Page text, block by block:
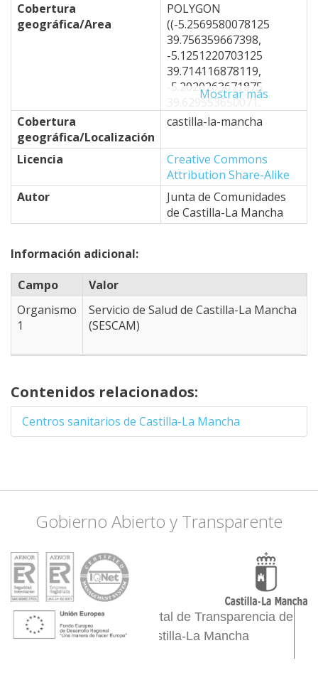
Cobertura
geográfica/Area
POLYGON
((-5.2569580078125
39.756359667398,
-5.1251220703125
39.714116878119,
-5.2020263671875
39.629553650071,
-4.8724365234375
-4.6746826171875
39.50251479253,
-4.7076416015625
39.264753301887,
-4.6966552734375
39.196672742478,
-4.8834228515625
-4.9493408203125
38.365951588109,
38.409008607981,
-3.3013916015625
38.503643790906,
-2.9058837890625
-2.6092529296875
-2.4444580078125
-2.4444580078125
38.253883412596,
-2.5433349609375
38.124358901402,
-2.4005126953125
38.063835334643,
Mostrar más
Cobertura
geográfica/Localización
castilla-la-mancha
Licencia
Creative Commons
Attribution Share-Alike
Autor
Junta de Comunidades
de Castilla-La Mancha
Información adicional:
Campo
Valor
Organismo
1
Servicio de Salud de Castilla-La Mancha
(SESCAM)
Contenidos relacionados:
Centros sanitarios de Castilla-La Mancha
Gobierno Abierto y Transparente
Portal de Transparencia de
Castilla-La Mancha